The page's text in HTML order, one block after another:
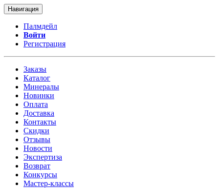
Навигация
Палмдейл
Войти
Регистрация
Заказы
Каталог
Минералы
Новинки
Оплата
Доставка
Контакты
Скидки
Отзывы
Новости
Экспертиза
Возврат
Конкурсы
Мастер-классы